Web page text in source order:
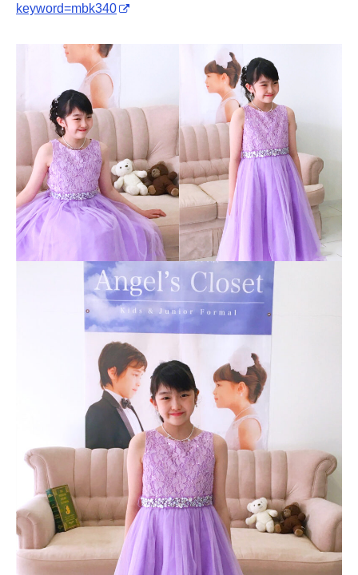
keyword=mbk340